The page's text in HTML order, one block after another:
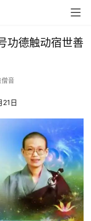
德触动宿世善
僧音
21日